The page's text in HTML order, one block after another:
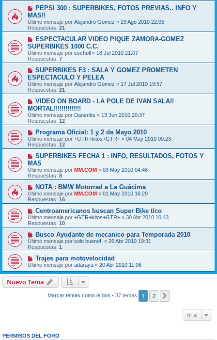
PEPSI 300 : SUPERBIKES, FOTOS PREVIAS.. INFO Y
MAS!!
Último mensaje por Alejandro Gomez « 29 Ago 2010 22:05
Respuestas: 21
ESPECTACULAR VIDEO PIQUE ZAMORA-GOMEZ
SUPERBIKES 1000 C.C.
Último mensaje por escholl « 18 Jul 2010 21:07
Respuestas: 7
SUPERBIKES F3 : SALA Y GOMEZ PROMETEN
ESPECTACULO Y PELEA
Último mensaje por Alejandro Gomez « 17 Jul 2010 19:57
Respuestas: 21
VIDEO ON BOARD - LA POLE DE IVAN SALA!!
MORTAL!!!!!!!!!!!!!!
Último mensaje por Danenbs « 13 Jun 2010 20:37
Respuestas: 12
Programa Oficial: 1 y 2 de Mayo 2010
Último mensaje por +GTR+kitos+GTR+ « 04 May 2010 00:23
Respuestas: 12
SUPERBIKES FECHA 1 : INFO, RESULTADOS, FOTOS Y
MAS
Último mensaje por MM.COM « 03 May 2010 04:46
Respuestas: 8
NOTA : BMW Motorrad a La Guácima
Último mensaje por MM.COM « 01 May 2010 16:29
Respuestas: 16
Centroamericanos buscan Super Bike tico
Último mensaje por +GTR+kitos+GTR+ « 30 Abr 2010 10:43
Respuestas: 10
Busco Ayudante de mecanico para Temporada 2010
Último mensaje por solo bueno!! « 26 Abr 2010 19:31
Respuestas: 1
Trajes para motovelocidad
Último mensaje por adaraya « 20 Abr 2010 11:06
Nuevo Tema
Marcar temas como leídos • 37 temas 1 2
Ir a
PERMISOS DEL FORO